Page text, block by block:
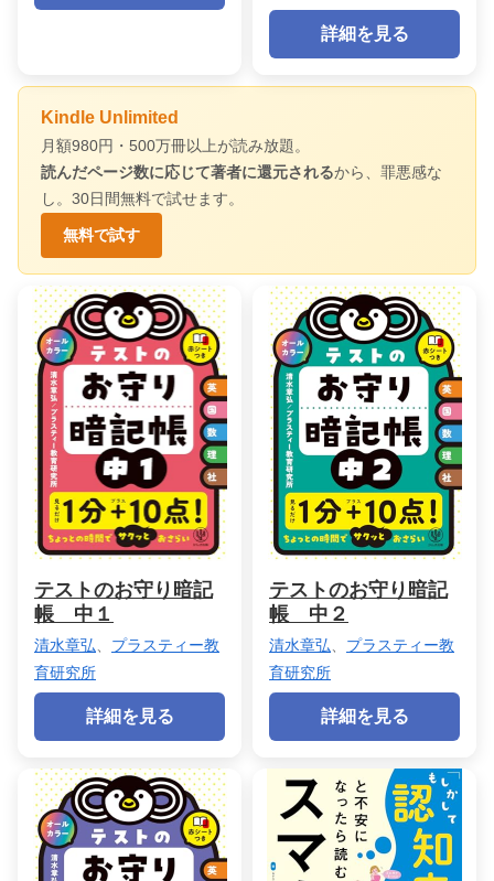
詳細を見る
Kindle Unlimited
月額980円・500万冊以上が読み放題。
読んだページ数に応じて著者に還元されるから、罪悪感な
し。30日間無料で試せます。
無料で試す
テストのお守り暗記
帳 中１
清水章弘
プラスティー教
育研究所
詳細を見る
テストのお守り暗記
帳 中２
清水章弘
プラスティー教
育研究所
詳細を見る